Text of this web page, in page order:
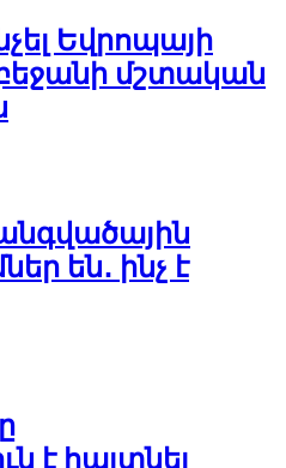
Եվրոպայի
մշտական
են․ ինչ է
է հայտնել